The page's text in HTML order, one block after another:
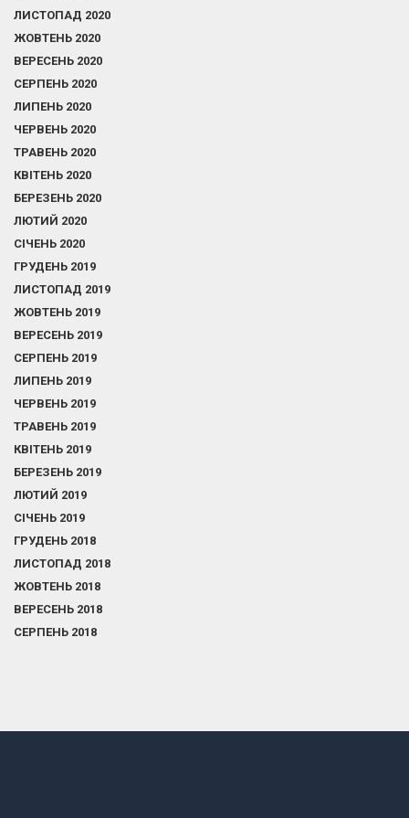
ЛИСТОПАД 2020
ЖОВТЕНЬ 2020
ВЕРЕСЕНЬ 2020
СЕРПЕНЬ 2020
ЛИПЕНЬ 2020
ЧЕРВЕНЬ 2020
ТРАВЕНЬ 2020
КВІТЕНЬ 2020
БЕРЕЗЕНЬ 2020
ЛЮТИЙ 2020
СІЧЕНЬ 2020
ГРУДЕНЬ 2019
ЛИСТОПАД 2019
ЖОВТЕНЬ 2019
ВЕРЕСЕНЬ 2019
СЕРПЕНЬ 2019
ЛИПЕНЬ 2019
ЧЕРВЕНЬ 2019
ТРАВЕНЬ 2019
КВІТЕНЬ 2019
БЕРЕЗЕНЬ 2019
ЛЮТИЙ 2019
СІЧЕНЬ 2019
ГРУДЕНЬ 2018
ЛИСТОПАД 2018
ЖОВТЕНЬ 2018
ВЕРЕСЕНЬ 2018
СЕРПЕНЬ 2018